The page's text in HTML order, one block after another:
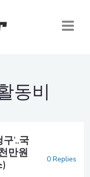
동비
’..국
만원
0 Replies